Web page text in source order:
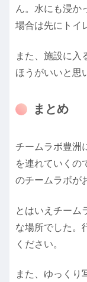
ん。水にも浸か
場合は先にトイ
また、施設に入
ほうがいいと思
まとめ
チームラボ豊洲
を連れていくの
のチームラボが
とはいえチーム
な場所でした。
ください。
また、ゆっくり